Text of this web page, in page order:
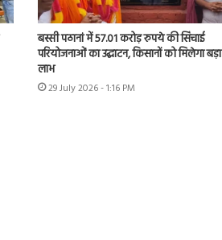
बस्सी पठानां में 57.01 करोड़ रुपये की सिंचाई
परियोजनाओं का उद्घाटन, किसानों को मिलेगा बड़ा
लाभ
29 July 2026 - 1:16 PM